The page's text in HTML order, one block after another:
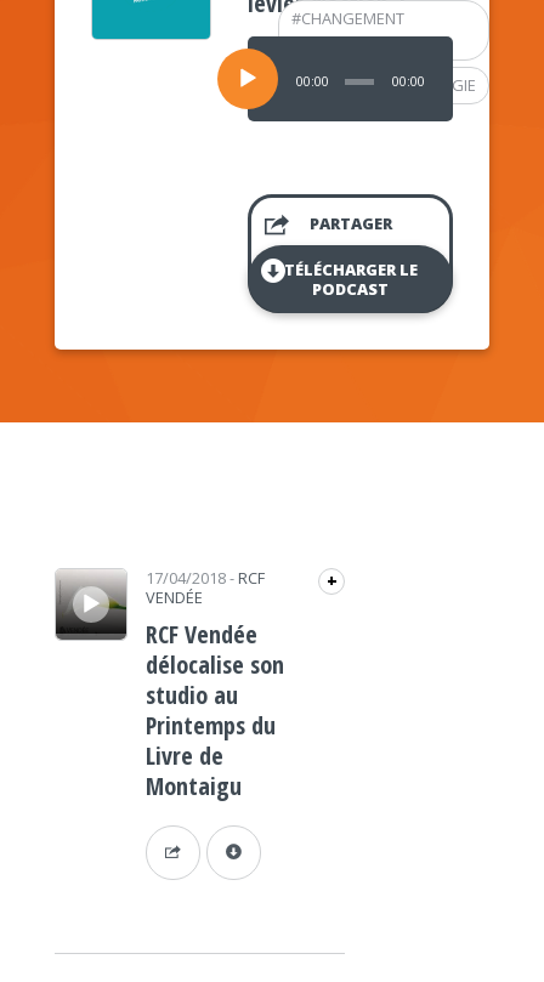
#CHANGEMENT
CLIMATIQUE
#PSYCHOLOGIE
Lecteur
audio
00:00 00:00
PARTAGER
TÉLÉCHARGER LE
PODCAST
Lecteur audio 17/04/2018- RCF
VENDÉE
+
RCF Vendée
délocalise son
studio au
Printemps du
Livre de
Montaigu